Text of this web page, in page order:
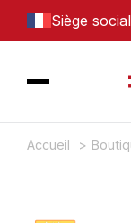
Siège
Accueil